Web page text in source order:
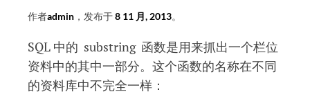
作者admin ，发布于8 11 月, 2013。
SQL 中的 substring 函数是用来抓出一个栏位
资料中的其中一部分。这个函数的名称在不同
的资料库中不完全一样：